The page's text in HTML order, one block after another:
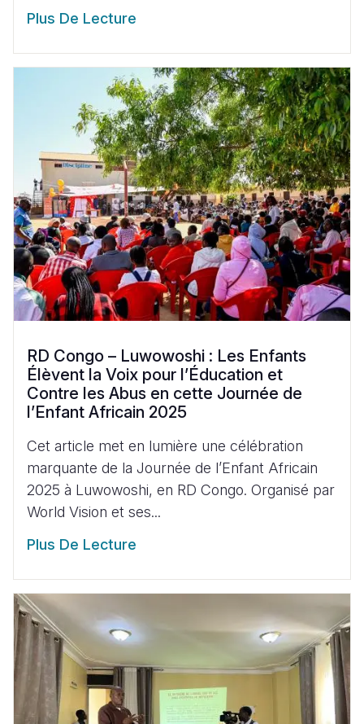
Plus De Lecture
RD Congo – Luwowoshi : Les Enfants
Élèvent la Voix pour l’Éducation et
Contre les Abus en cette Journée de
l’Enfant Africain 2025
Cet article met en lumière une célébration
marquante de la Journée de l’Enfant Africain
2025 à Luwowoshi, en RD Congo. Organisé par
World Vision et ses...
Plus De Lecture